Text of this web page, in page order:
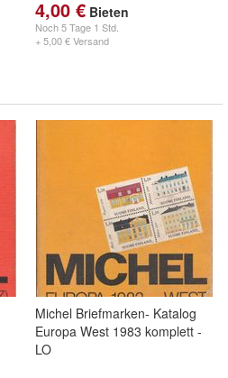
4,00 € Bieten
Noch5 Tage 1 Std.
+ 5,00 € Versand
Michel Briefmarken- Katalog
Europa West 1983 komplett -
LO